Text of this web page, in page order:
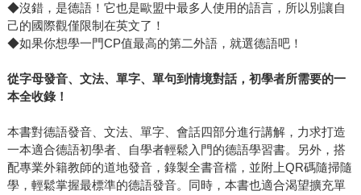
◆沒錯，是德語！它也是歐盟中最多人使用的語言，所以別讓自
己的國際觀僅限制在英文了！
◆如果你想學一門CP值最高的第二外語，就選德語吧！
從字母發音、文法、單字、單句到情境對話，初學者所需要的一
本全收錄！
本書對德語發音、文法、單字、會話四部分進行講解，力求打造
一本適合德語初學者、自學者輕鬆入門的德語學習書。另外，搭
配專業外籍教師的道地發音，錄製全書音檔，並附上QR碼隨掃隨
學，輕鬆掌握最標準的德語發音。同時，本書也適合渴望擴充單